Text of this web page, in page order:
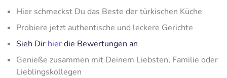
Hier schmeckst Du das Beste der türkischen Küche
Probiere jetzt authentische und leckere Gerichte
Sieh Dir hierdie Bewertungen an
Genieße zusammen mit Deinem Liebsten, Familie oder
Lieblingskollegen